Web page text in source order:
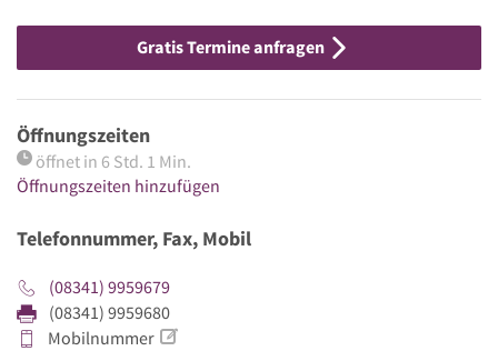
Gratis Termine anfragen
Öffnungszeiten
öffnet in 6 Std. 1 Min.
Öffnungszeiten hinzufügen
Telefonnummer, Fax, Mobil
(08341) 9959679
(08341) 9959680
Mobilnummer